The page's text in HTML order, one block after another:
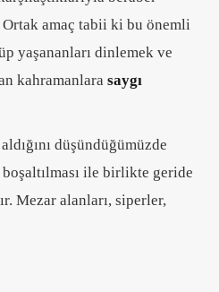
amaç tabii ki bu önemli
yaşananları dinlemek ve
kahramanlara saygı
düşündüğümüzde
ile birlikte geride
Mezar alanları, siperler,